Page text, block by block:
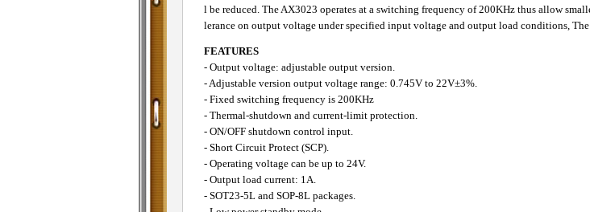
l be reduced. The AX3023 operates at a switching frequency of 200KHz thus allow
lerance on output voltage under specified input voltage and output load conditions,
FEATURES
- Output voltage: adjustable output version.
- Adjustable version output voltage range: 0.745V to 22V±3%.
- Fixed switching frequency is 200KHz
- Thermal-shutdown and current-limit protection.
- ON/OFF shutdown control input.
- Short Circuit Protect (SCP).
- Operating voltage can be up to 24V.
- Output load current: 1A.
- SOT23-5L and SOP-8L packages.